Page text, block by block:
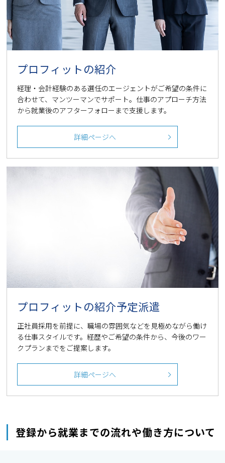
プロフィットの紹介
経理・会計経験のある選任のエージェントがご希望の条件に
合わせて、マンツーマンでサポート。仕事のアプローチ方法
から就業後のアフターフォローまで支援します。
詳細ページへ
プロフィットの紹介予定派遣
正社員採用を前提に、職場の雰囲気などを見極めながら働け
る仕事スタイルです。経歴やご希望の条件から、今後のワー
クプランまでをご提案します。
詳細ページへ
登録から就業までの流れや働き方について